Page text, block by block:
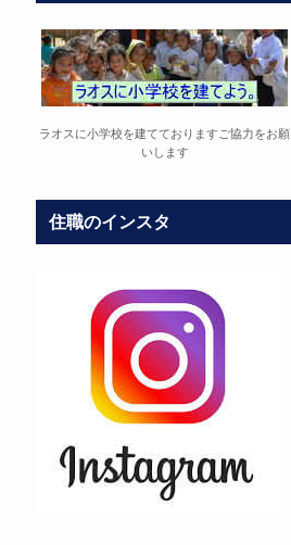
ラオスに小学校を建てておりますご協力をお願
いします
住職のインスタ